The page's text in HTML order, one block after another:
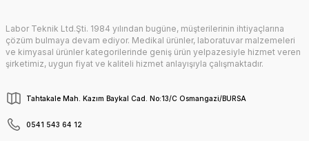
Gönder
Labor Teknik Ltd.Şti. 1984 yılından bugüne, müşterilerinin ihtiyaçlarına
çözüm bulmaya devam ediyor. Medikal ürünler, laboratuvar malzemeleri
ve kimyasal ürünler kategorilerinde geniş ürün yelpazesiyle hizmet veren
şirketimiz, uygun fiyat ve kaliteli hizmet anlayışıyla çalışmaktadır.
Tahtakale Mah. Kazım Baykal Cad. No:13/C Osmangazi/BURSA
0541 543 64 12